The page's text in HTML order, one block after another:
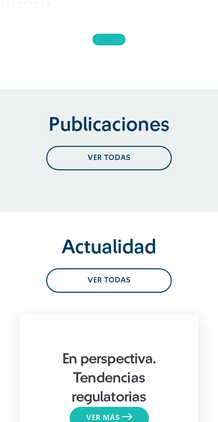
Publicaciones
VER TODAS
Actualidad
VER TODAS
En perspectiva.
Tendencias
regulatorias
VER MÁS